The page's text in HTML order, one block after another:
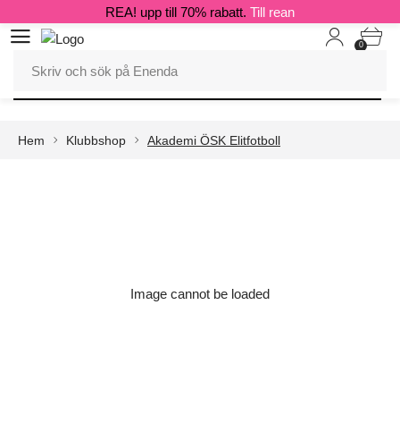
0
REA! upp till 70% rabatt. Till rean
Hem Klubbshop Akademi ÖSK Elitfotboll
Image cannot be loaded